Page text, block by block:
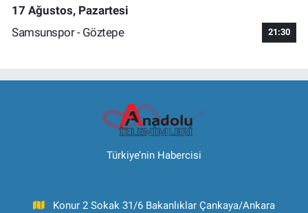
17 Ağustos, Pazartesi
Samsunspor - Göztepe
21:30
Türkiye’nin Habercisi
Konur 2 Sokak 31/6 Bakanlıklar Çankaya/Ankara